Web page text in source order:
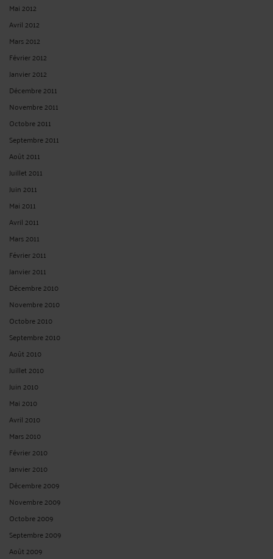
Mai 2012
Avril 2012
Mars 2012
Février 2012
Janvier 2012
Décembre 2011
Novembre 2011
Octobre 2011
Septembre 2011
Août 2011
Juillet 2011
Juin 2011
Mai 2011
Avril 2011
Mars 2011
Février 2011
Janvier 2011
Décembre 2010
Novembre 2010
Octobre 2010
Septembre 2010
Août 2010
Juillet 2010
Juin 2010
Mai 2010
Avril 2010
Mars 2010
Février 2010
Janvier 2010
Décembre 2009
Novembre 2009
Octobre 2009
Septembre 2009
Août 2009